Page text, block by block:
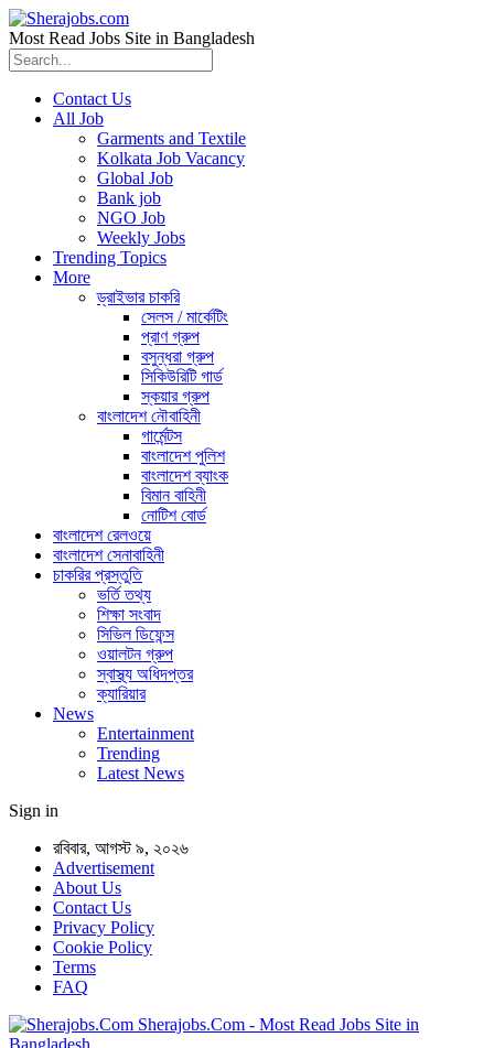
Most Read Jobs Site in Bangladesh
Contact Us
All Job
Garments and Textile
Kolkata Job Vacancy
Global Job
Bank job
NGO Job
Weekly Jobs
Trending Topics
More
ড্রাইভার চাকরি
সেলস / মার্কেটিং
প্রাণ গ্রুপ
বসুন্ধরা গ্রুপ
সিকিউরিটি গার্ড
স্কয়ার গ্রুপ
বাংলাদেশ নৌবাহিনী
গার্মেন্টস
বাংলাদেশ পুলিশ
বাংলাদেশ ব্যাংক
বিমান বাহিনী
নোটিশ বোর্ড
বাংলাদেশ রেলওয়ে
বাংলাদেশ সেনাবাহিনী
চাকরির প্রস্তুতি
ভর্তি তথ্য
শিক্ষা সংবাদ
সিভিল ডিফেন্স
ওয়ালটন গ্রুপ
স্বাস্থ্য অধিদপ্তর
ক্যারিয়ার
News
Entertainment
Trending
Latest News
Sign in
রবিবার, আগস্ট ৯, ২০২৬
Advertisement
About Us
Contact Us
Privacy Policy
Cookie Policy
Terms
FAQ
Sherajobs.Com - Most Read Jobs Site in
Bangladesh